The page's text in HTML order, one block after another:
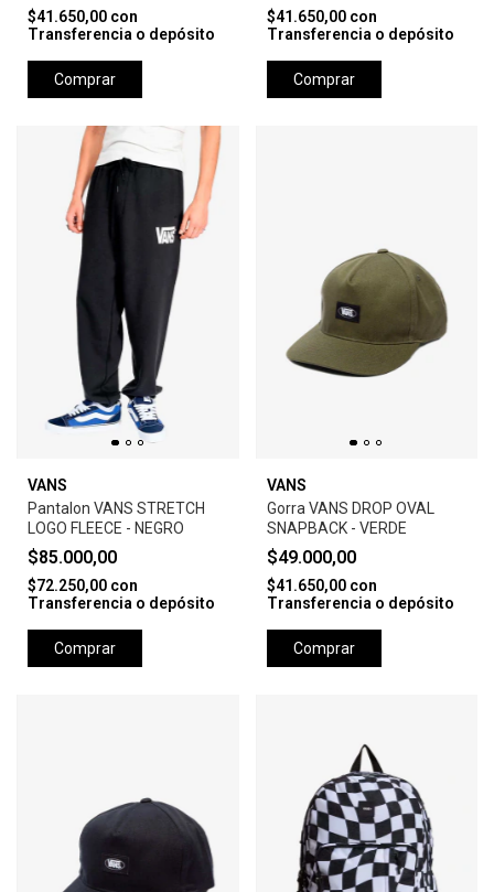
$41.650,00 con
Transferencia o depósito
Comprar
$41.650,00 con
Transferencia o depósito
Comprar
VANS
Pantalon VANS STRETCH
LOGO FLEECE - NEGRO
$85.000,00
$72.250,00 con
Transferencia o depósito
Comprar
VANS
Gorra VANS DROP OVAL
SNAPBACK - VERDE
$49.000,00
$41.650,00 con
Transferencia o depósito
Comprar